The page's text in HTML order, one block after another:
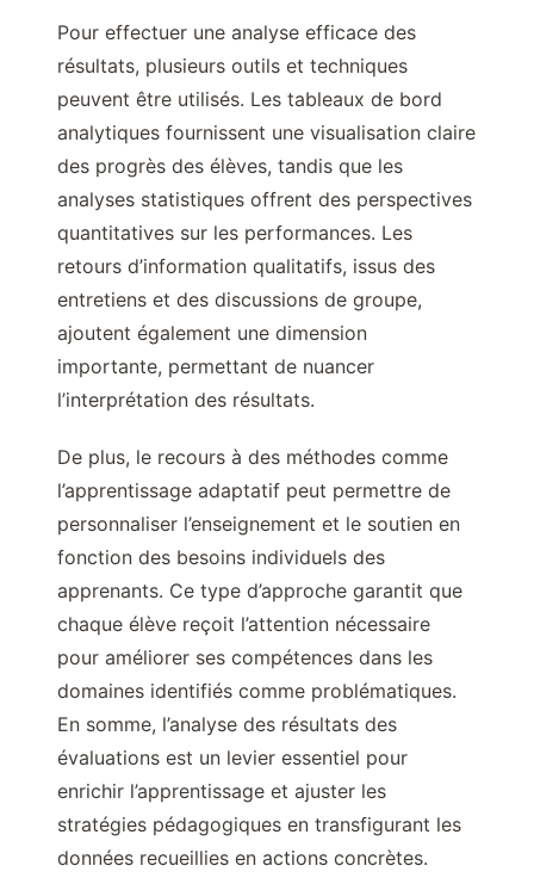
Pour effectuer une analyse efficace des
résultats, plusieurs outils et techniques
peuvent être utilisés. Les tableaux de bord
analytiques fournissent une visualisation claire
des progrès des élèves, tandis que les
analyses statistiques offrent des perspectives
quantitatives sur les performances. Les
retours d’information qualitatifs, issus des
entretiens et des discussions de groupe,
ajoutent également une dimension
importante, permettant de nuancer
l’interprétation des résultats.
De plus, le recours à des méthodes comme
l’apprentissage adaptatif peut permettre de
personnaliser l’enseignement et le soutien en
fonction des besoins individuels des
apprenants. Ce type d’approche garantit que
chaque élève reçoit l’attention nécessaire
pour améliorer ses compétences dans les
domaines identifiés comme problématiques.
En somme, l’analyse des résultats des
évaluations est un levier essentiel pour
enrichir l’apprentissage et ajuster les
stratégies pédagogiques en transfigurant les
données recueillies en actions concrètes.